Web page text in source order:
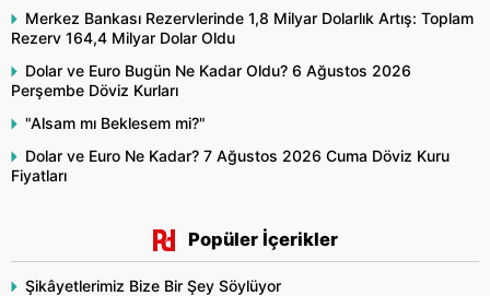
Merkez Bankası Rezervlerinde 1,8 Milyar Dolarlık Artış: Toplam
Rezerv 164,4 Milyar Dolar Oldu
Dolar ve Euro Bugün Ne Kadar Oldu? 6 Ağustos 2026
Perşembe Döviz Kurları
"Alsam mı Beklesem mi?"
Dolar ve Euro Ne Kadar? 7 Ağustos 2026 Cuma Döviz Kuru
Fiyatları
Popüler İçerikler
Şikâyetlerimiz Bize Bir Şey Söylüyor